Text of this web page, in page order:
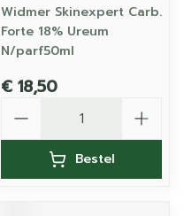
Widmer Skinexpert Carb.
Forte 18% Ureum
N/parf50ml
€ 18,50
Bestel